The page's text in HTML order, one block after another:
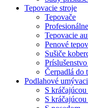
Tepovacie stroje
Tepovače
Tepovacie
Penové
Sušiče
Čerpadlá do
Podlahové
S
S